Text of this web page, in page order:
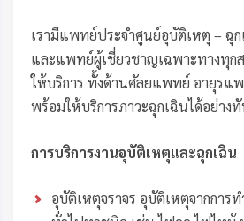
เรามีแพทย์ประจำศูนย์อุบัติเหตุ – ฉุก
และแพทย์ผู้เชี่ยวชาญเฉพาะทางทุกส
ให้บริการ ทั้งด้านศัลยแพทย์ อายุร
พร้อมให้บริการภาวะฉุกเฉินได้อย่าง
การบริการงานอุบัติเหตุและฉุกเฉิน
อุบัติเหตุจราจร อุบัติเหตุจากการ